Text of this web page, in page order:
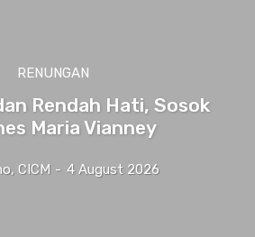
RENUNGAN
Rendah Hati, Sosok
Maria Vianney
CICM - 4 August 2026